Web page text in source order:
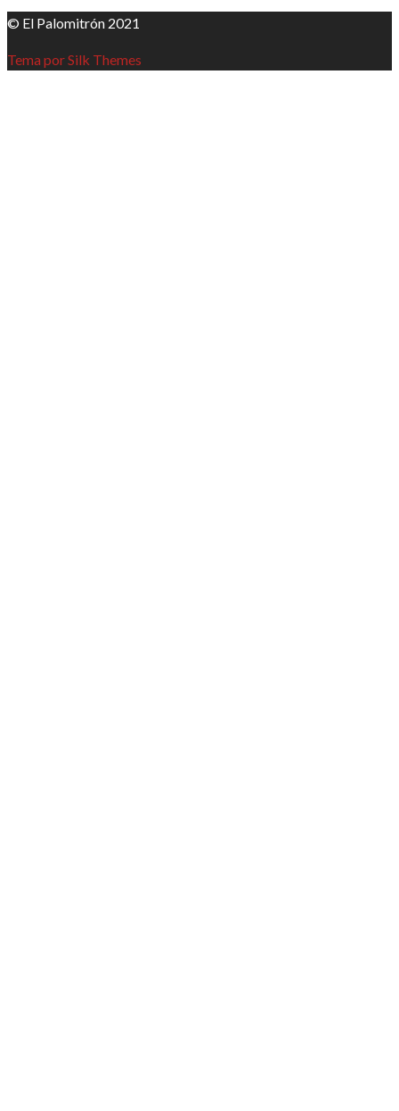
© El Palomitrón 2021
Tema por Silk Themes